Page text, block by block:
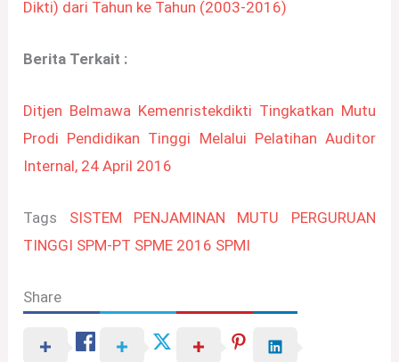
Dikti) dari Tahun ke Tahun (2003-2016)
Berita Terkait :
Ditjen Belmawa Kemenristekdikti Tingkatkan Mutu
Prodi Pendidikan Tinggi Melalui Pelatihan Auditor
Internal, 24 April 2016
Tags SISTEM PENJAMINAN MUTU PERGURUAN
TINGGI SPM-PT SPME 2016 SPMI
Share